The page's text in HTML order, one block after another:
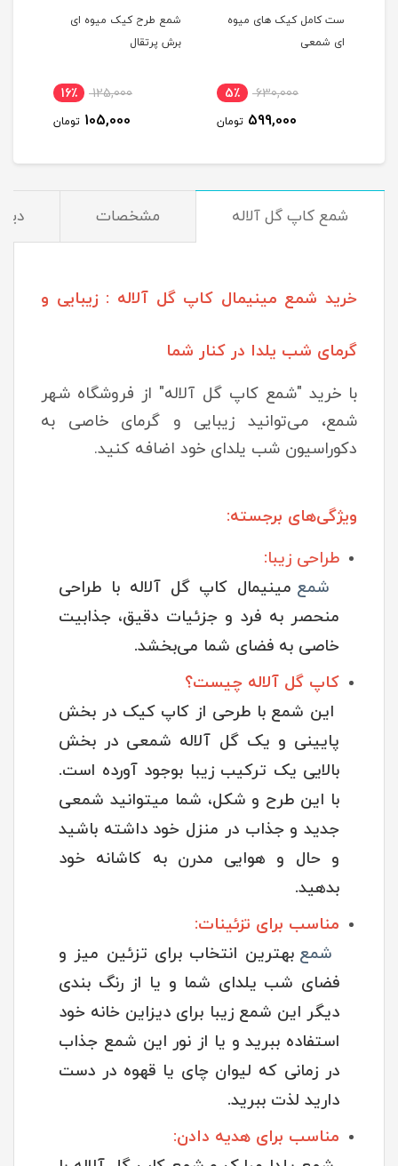
ست کامل کیک های میوه
ای شمعی
630,000 5٪
599,000 تومان
شمع طرح کیک میوه ای
برش پرتقال
125,000 16٪
105,000 تومان
شمع کاپ گل آلاله مشخصات
خرید شمع مینیمال کاپ گل آلاله : زیبایی و
گرمای شب یلدا در کنار شما
با خرید "شمع کاپ گل آلاله" از فروشگاه شهر
شمع، می‌توانید زیبایی و گرمای خاصی به
دکوراسیون شب یلدای خود اضافه کنید.
ویژگی‌های برجسته:
طراحی زیبا:
شمع مینیمال کاپ گل آلاله با طراحی
منحصر به فرد و جزئیات دقیق، جذابیت
خاصی به فضای شما می‌بخشد.
کاپ گل آلاله چیست؟
این شمع با طرحی از کاپ کیک در بخش
پایینی و یک گل آلاله شمعی در بخش
بالایی یک ترکیب زیبا بوجود آورده است.
با این طرح و شکل، شما میتوانید شمعی
جدید و جذاب در منزل خود داشته باشید
و حال و هوایی مدرن به کاشانه خود
بدهید.
مناسب برای تزئینات:
شمع بهترین انتخاب برای تزئین میز و
فضای شب یلدای شما و یا از رنگ بندی
دیگر این شمع زیبا برای دیزاین خانه خود
استفاده ببرید و یا از نور این شمع جذاب
در زمانی که لیوان چای یا قهوه در دست
دارید لذت ببرید.
مناسب برای هدیه‌ دادن: